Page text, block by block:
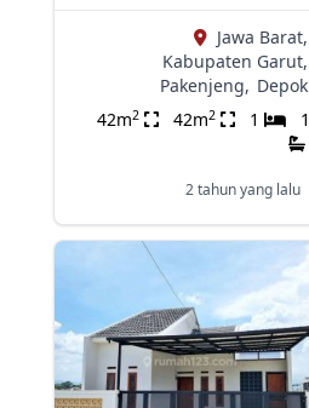
Jawa Barat,
Kabupaten Garut,
Pakenjeng, Depok
42m2 42m2 1 1
2 tahun yang lalu